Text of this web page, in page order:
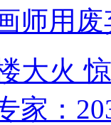
师用
大火
家：